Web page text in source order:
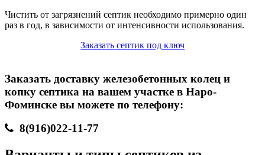
Чистить от загрязнений септик необходимо примерно один
раз в год, в зависимости от интенсивности использования.
Заказать септик под ключ
Заказать доставку железобетонных колец и
копку септика на вашем участке в Наро-
Фоминске вы можете по телефону:
8(916)022-11-77